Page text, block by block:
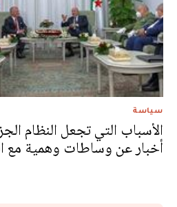
سياسة
الأسباب التي تجعل النظام
أخبار عن وساطات وهمية مع